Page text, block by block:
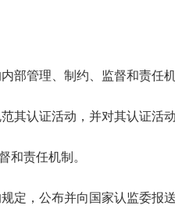
部管理、制约、监督和责任
其认证活动，并对其认证活
和责任机制。
定，公布并向国家认监委报送